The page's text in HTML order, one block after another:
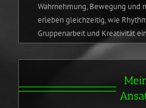
Wahrnehmung, Bewegung und
erleben gleichzeitig, wie
Gruppenarbeit und Kreativität